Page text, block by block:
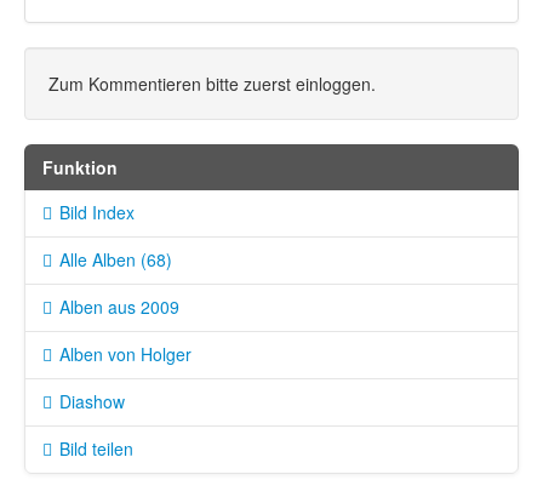
Zum Kommentieren bitte zuerst einloggen.
Funktion
Bild Index
Alle Alben (68)
Alben aus 2009
Alben von Holger
Diashow
Bild teilen